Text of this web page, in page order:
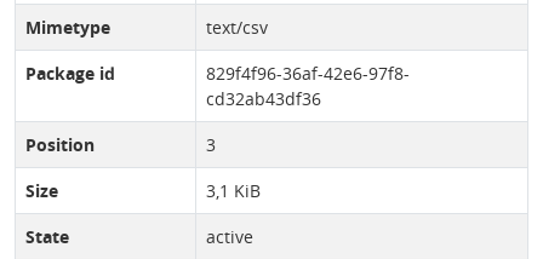
Mimetype
text/csv
Package id
829f4f96-36af-42e6-97f8-
cd32ab43df36
Position
3
Size
3,1 KiB
State
active